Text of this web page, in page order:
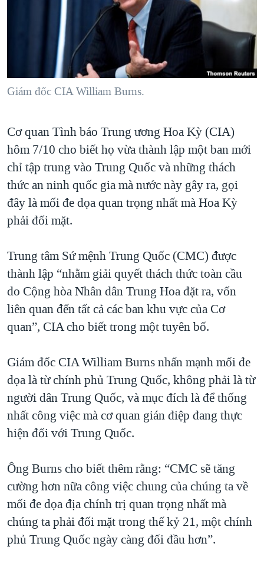
NGƯỜI VIỆT HẢI NGOẠI
ĐỜI SỐNG
KHOA HỌC
SỨC KHOẺ
THỂ THAO
GIÁO DỤC
HÀNH TRÌNH BẦU CỬ 2024
MỘT NĂM CHIẾN TRANH TẠI DẢI GAZA
GIẢI MÃ VÀNH ĐAI & CON ĐƯỜNG
NGÀY TỊ NẠN THẾ GIỚI
GROUND ZERO – XƯA VÀ NAY
CHI PHÍ CHIẾN TRANH AFGHANISTAN
CÁC GIÁ TRỊ CỘNG HÒA Ở VIỆT NAM
THƯỢNG ĐỈNH TRUMP-KIM TẠI VIỆT NAM
TRỊNH VĨNH BÌNH VS. CHÍNH PHỦ VIỆT NAM
BÊN KIA QUỐC LỘ: TIẾNG VỌNG TỪ NÔNG THÔN MỸ
QUAN HỆ VIỆT MỸ
Giám đốc CIA William Burns.
Cơ quan Tình báo Trung ương Hoa Kỳ (CIA)
hôm 7/10 cho biết họ vừa thành lập một ban mới
chỉ tập trung vào Trung Quốc và những thách
thức an ninh quốc gia mà nước này gây ra, gọi
đây là mối đe dọa quan trọng nhất mà Hoa Kỳ
phải đối mặt.
Trung tâm Sứ mệnh Trung Quốc (CMC) được
thành lập “nhằm giải quyết thách thức toàn cầu
do Cộng hòa Nhân dân Trung Hoa đặt ra, vốn
liên quan đến tất cả các ban khu vực của Cơ
quan”, CIA cho biết trong một tuyên bố.
Giám đốc CIA William Burns nhấn mạnh mối đe
dọa là từ chính phủ Trung Quốc, không phải là từ
người dân Trung Quốc, và mục đích là để thống
nhất công việc mà cơ quan gián điệp đang thực
hiện đối với Trung Quốc.
Ông Burns cho biết thêm rằng: “CMC sẽ tăng
cường hơn nữa công việc chung của chúng ta về
mối đe dọa địa chính trị quan trọng nhất mà
chúng ta phải đối mặt trong thế kỷ 21, một chính
phủ Trung Quốc ngày càng đối đầu hơn”.